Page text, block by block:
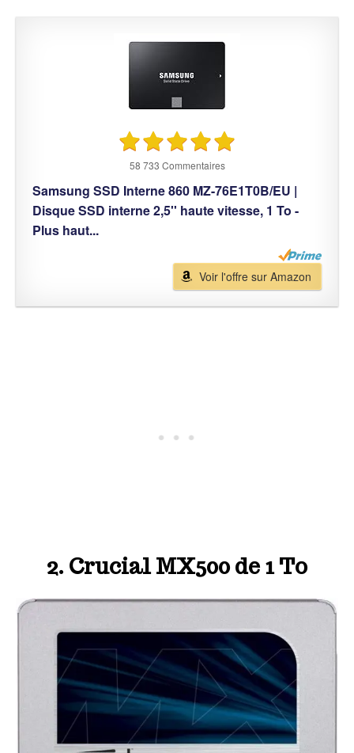
58 733 Commentaires
Samsung SSD Interne 860 MZ-76E1T0B/EU |
Disque SSD interne 2,5'' haute vitesse, 1 To -
Plus haut...
Voir l'offre sur Amazon
2. Crucial MX500 de 1 To